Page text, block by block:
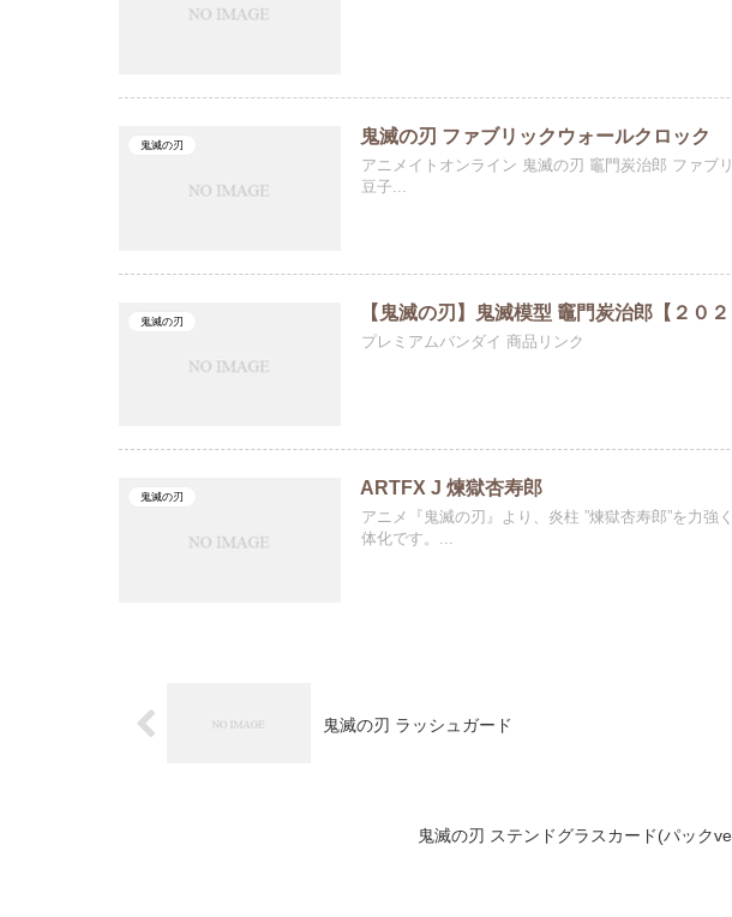
鬼滅の刃 鬼滅の刃 ファブリックウォールクロック
アニメイトオンライン 鬼滅の刃 竈門炭治郎 ファブ
豆子...
鬼滅の刃 【鬼滅の刃】鬼滅模型 竈門炭治郎【２０２
プレミアムバンダイ 商品リンク
鬼滅の刃 ARTFX J 煉獄杏寿郎
アニメ『鬼滅の刃』より、炎柱 ”煉獄杏寿郎”を力強
体化です。...
鬼滅の刃 ラッシュガード
鬼滅の刃 ステンドグラスカード(パック